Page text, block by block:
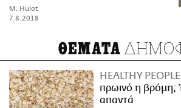
M. Hulot
7.8.2018
ΘΕΜΑΤΑ
HEALTHY PEOPLE
πρωινό η βρόμη;
απαντά